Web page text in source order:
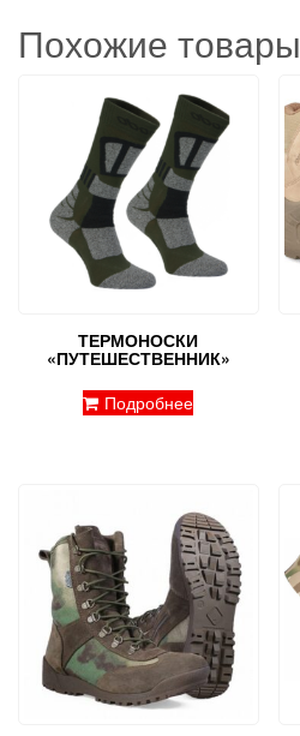
Похожие товары
ТЕРМОНОСКИ
«ПУТЕШЕСТВЕННИК»
Подробнее